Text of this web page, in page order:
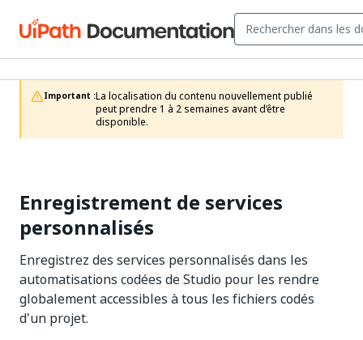
Important :La localisation du contenu nouvellement publié
peut prendre 1 à 2 semaines avant d’être
disponible.
Enregistrement de services
personnalisés
Enregistrez des services personnalisés dans les
automatisations codées de Studio pour les rendre
globalement accessibles à tous les fichiers codés
d'un projet.